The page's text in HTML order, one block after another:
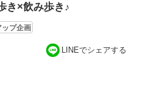
き×飲み歩き♪
ップ企画
LINEでシェアする